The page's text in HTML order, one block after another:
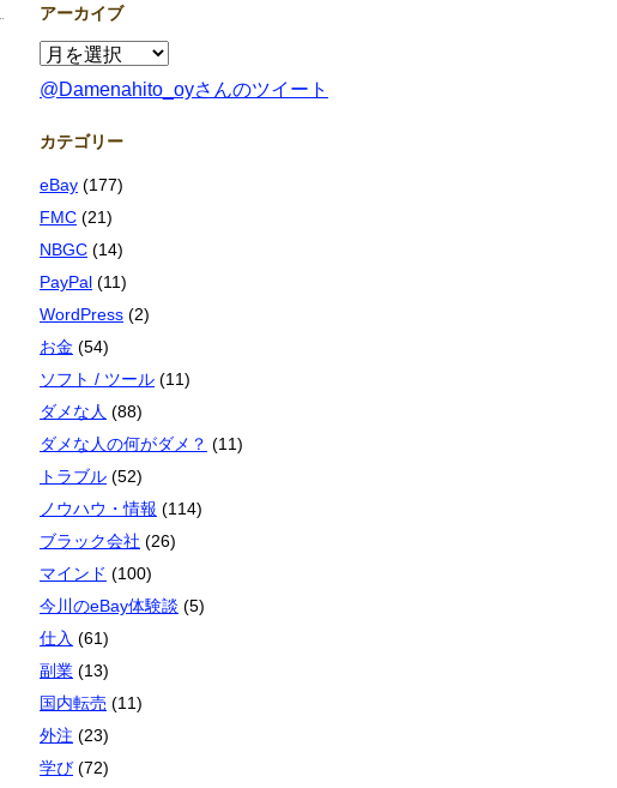
アーカイブ
@Damenahito_oyさんのツイート
カテゴリー
eBay (177)
FMC (21)
NBGC (14)
PayPal (11)
WordPress (2)
お金 (54)
ソフト / ツール (11)
ダメな人 (88)
ダメな人の何がダメ？ (11)
トラブル (52)
ノウハウ・情報 (114)
ブラック会社 (26)
マインド (100)
今川のeBay体験談 (5)
仕入 (61)
副業 (13)
国内転売 (11)
外注 (23)
学び (72)